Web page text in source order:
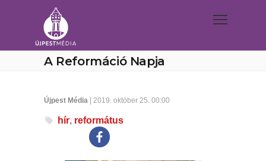
A Reformáció Napja
Újpest Média | 2019. október 25. 00:00
hír, református